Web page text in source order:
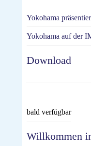
Yokohama
Yokohama auf der
Download
bald verfügbar
Willkommen